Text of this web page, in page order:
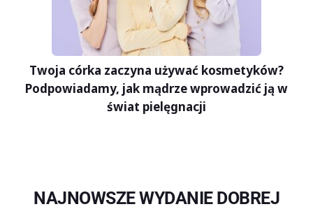
Twoja córka zaczyna używać kosmetyków?
Podpowiadamy, jak mądrze wprowadzić ją w
świat pielęgnacji
NAJNOWSZE WYDANIE DOBREJ